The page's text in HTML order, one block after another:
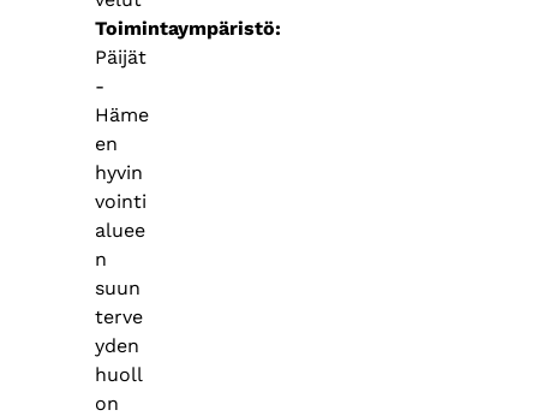
Toimintaympäristö
Päijät
-
Häme
en
hyvin
vointi
aluee
n
suun
terve
yden
huoll
on